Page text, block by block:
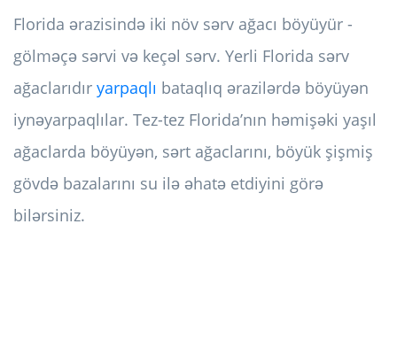
Florida ərazisində iki növ sərv ağacı böyüyür -
gölməçə sərvi və keçəl sərv. Yerli Florida sərv
ağaclarıdır yarpaqlı bataqlıq ərazilərdə böyüyən
iynəyarpaqlılar. Tez-tez Florida’nın həmişəki yaşıl
ağaclarda böyüyən, sərt ağaclarını, böyük şişmiş
gövdə bazalarını su ilə əhatə etdiyini görə
bilərsiniz.